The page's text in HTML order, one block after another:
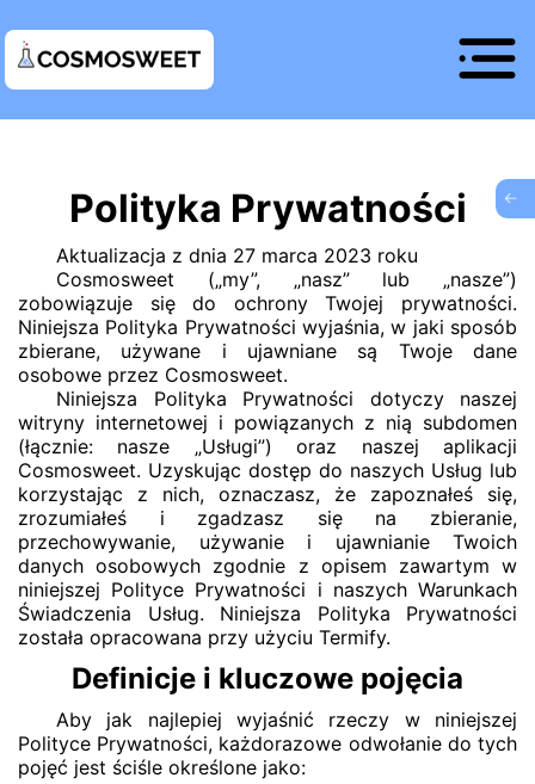
Polityka Prywatności
Aktualizacja z dnia 27 marca 2023 roku
Cosmosweet („my”, „nasz” lub „nasze”)
zobowiązuje się do ochrony Twojej prywatności.
Niniejsza Polityka Prywatności wyjaśnia, w jaki sposób
zbierane, używane i ujawniane są Twoje dane
osobowe przez Cosmosweet.
Niniejsza Polityka Prywatności dotyczy naszej
witryny internetowej i powiązanych z nią subdomen
(łącznie: nasze „Usługi”) oraz naszej aplikacji
Cosmosweet. Uzyskując dostęp do naszych Usług lub
korzystając z nich, oznaczasz, że zapoznałeś się,
zrozumiałeś i zgadzasz się na zbieranie,
przechowywanie, używanie i ujawnianie Twoich
danych osobowych zgodnie z opisem zawartym w
niniejszej Polityce Prywatności i naszych Warunkach
Świadczenia Usług. Niniejsza Polityka Prywatności
została opracowana przy użyciu Termify.
Definicje i kluczowe pojęcia
Aby jak najlepiej wyjaśnić rzeczy w niniejszej
Polityce Prywatności, każdorazowe odwołanie do tych
pojęć jest ściśle określone jako: